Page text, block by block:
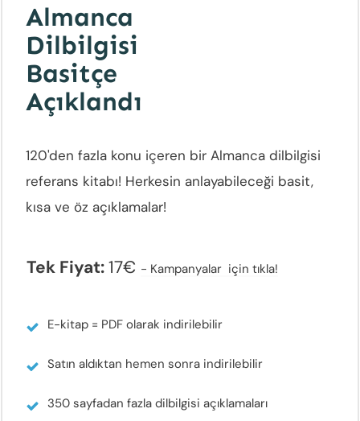
Almanca
Dilbilgisi
Basitçe
Açıklandı
120'den fazla konu içeren bir Almanca dilbilgisi
referans kitabı! Herkesin anlayabileceği basit,
kısa ve öz açıklamalar!
Tek Fiyat:17€ - Kampanyalar için tıkla!
E-kitap = PDF olarak indirilebilir
Satın aldıktan hemen sonra indirilebilir
350 sayfadan fazla dilbilgisi açıklamaları